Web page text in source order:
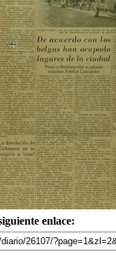
enlace: